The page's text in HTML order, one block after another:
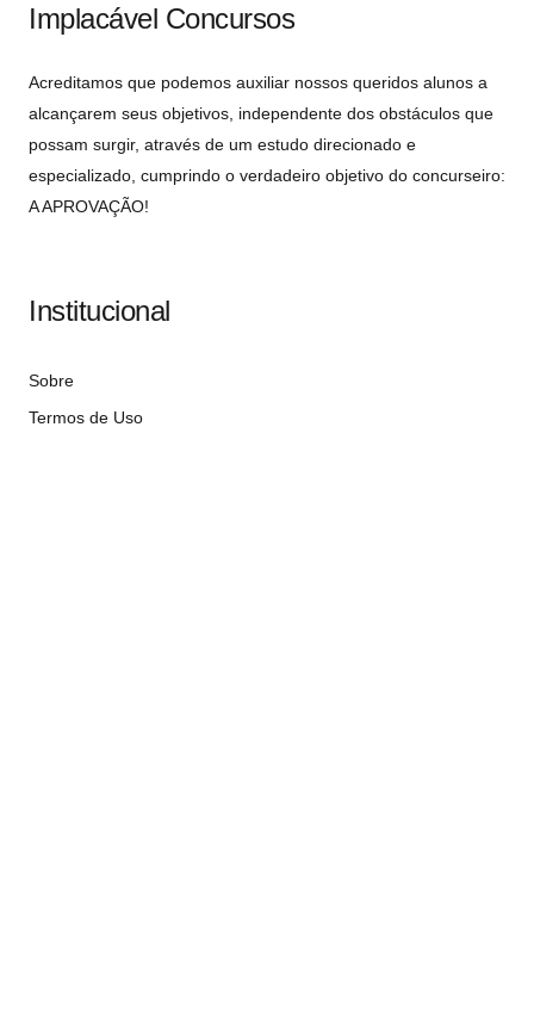
Implacável Concursos
Acreditamos que podemos auxiliar nossos queridos alunos a
alcançarem seus objetivos, independente dos obstáculos que
possam surgir, através de um estudo direcionado e
especializado, cumprindo o verdadeiro objetivo do concurseiro:
A APROVAÇÃO!
Institucional
Sobre
Termos de Uso